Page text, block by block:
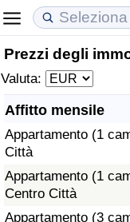
Prezzi degli
Valuta:
Affitto mensile
Appartamento (1
Città
Appartamento (1
Centro Città
Appartamento (3
Costo della vita
Indice Del Costo
Indice Del Costo
Indice del Costo
Prezzi degli
Indice del Prezzo
Indice del Prezzo
Indice del Prezzo
Qualità della Vita
Indice della Qualità
Indice della
Indice della